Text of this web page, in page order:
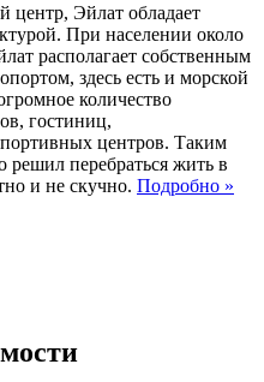
центр, Эйлат обладает
При населении около
располагает собственным
здесь есть и морской
количество
гостиниц,
центров. Таким
решил перебраться жить в
и не скучно. Подробно »